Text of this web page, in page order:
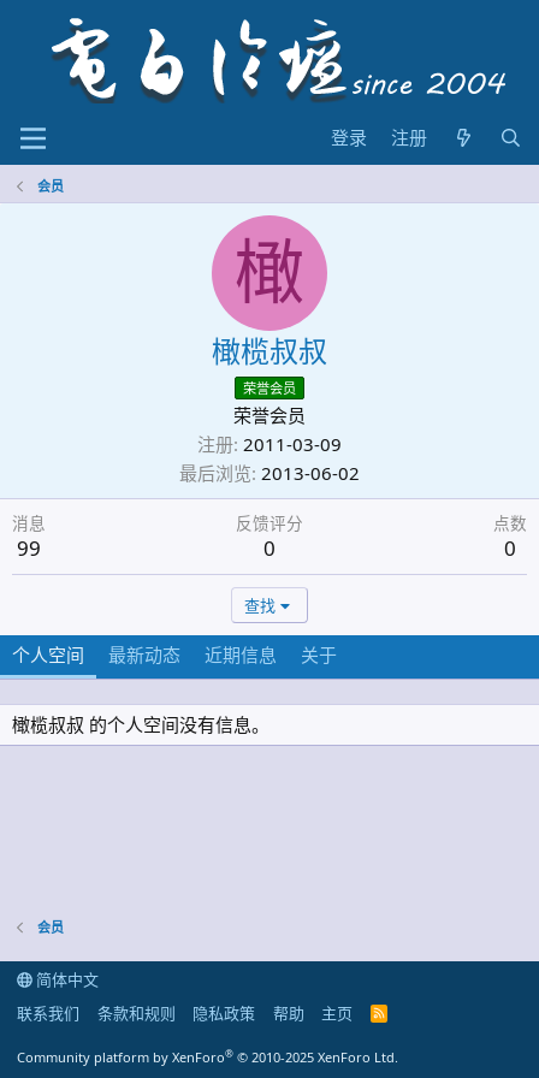
登录 注册
会员
橄
橄榄叔叔
荣誉会员
荣誉会员
注册 2011-03-09
最后浏览 2013-06-02
消息
99
反馈评分
0
点数
0
查找
个人空间 最新动态 近期信息 关于
橄榄叔叔 的个人空间没有信息。
会员
简体中文
联系我们
条款和规则 隐私政策 帮助 主页
R
Community platform by XenForo® © 2010-2025 XenForo Ltd.